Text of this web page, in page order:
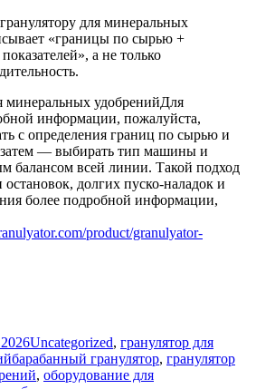
для минеральных
«границы по сырью +
а не только
минеральных удобренийДля
информации, пожалуйста,
с определения границ по сырью и
затем — выбирать тип машины и
балансом всей линии. Такой подход
долгих пуско‑наладок и
более подробной информации,
product/granulyator-
Uncategorized, гранулятор для
Tags
барабанный гранулятор, гранулятор
, оборудование для